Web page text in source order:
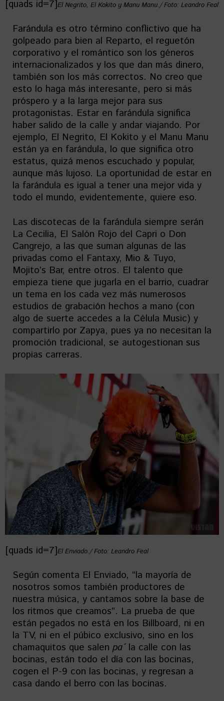
[quads id=7]El Negrito, El Kokito y Manu Manu./ Foto: Leandro Feal
Farándula es otro término conflictivo que ha
golpeado para bien al Reparto, el reguetón
corporativo y el romántico son los géneros
internacionalizados y los que dan más dinero,
también son los más correctos. No creo que
esto lo haga más interesante, pero si más
próspero y a la larga mejor para sus
protagonistas. Estar en farándula significa
haber salido de la calle y andar viajando. Por
ejemplo, El Negrito, El Kokito y el Manu Manu
están ya en farándula, lo que significa otro
estatus, quizá menos escuchado y popular,
aunque más lujoso. La oportunidad de estar en
la farándula es igual a tener una mejor vida y
todo el mundo, evidentemente, quiere eso.
Las discotecas de la farándula siempre serán
La Cecilia, El Salón Rojo del Capri o Don
Cangrejo, a las que suman algunas de las
privadas como el Fantaxy, Mio & Tuyo,
Mojito’s Bar, entre otros. El talento que
empieza tiene que jugarla en el barrio, cuadrar
un tema en los cada vez más numerosos
estudios de grabación hechos a mano (con
algo de suerte accedes a la Célula Music) y
compartirlo por Zapya, pues ya no necesitan la
promoción tradicional, se autogestionan sus
propias carreras.
[quads id=7]El Enviado./ Foto: Leandro Feal
Según comenta El Enviado, “la mayoría de
nosotros somos también productores de
nuestra música, y cantamos sobre la base de
los ritmos que creamos”. La prueba de que
están pegados no está en los Billboard, ni en
la TV, ni en el púbico exclusivo, sino en los
chamaquitos que salen pa´la calle con las
bocinas, están todo el día con las bocinas,
cogen el P-9 con las bocinas, y regresan a
casa dando el berro con las bocinas.